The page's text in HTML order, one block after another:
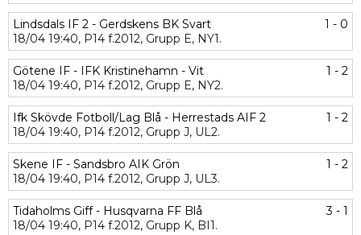
Lindsdals IF 2 - Gerdskens BK Svart
1 - 0
18/04 19:40, P14 f.2012, Grupp E, NY1.
Götene IF - IFK Kristinehamn - Vit
1 - 2
18/04 19:40, P14 f.2012, Grupp E, NY2.
Ifk Skövde Fotboll/Lag Blå - Herrestads AIF 2
1 - 2
18/04 19:40, P14 f.2012, Grupp J, UL2.
Skene IF - Sandsbro AIK Grön
1 - 2
18/04 19:40, P14 f.2012, Grupp J, UL3.
Tidaholms Giff - Husqvarna FF Blå
3 - 1
18/04 19:40, P14 f.2012, Grupp K, BI1.